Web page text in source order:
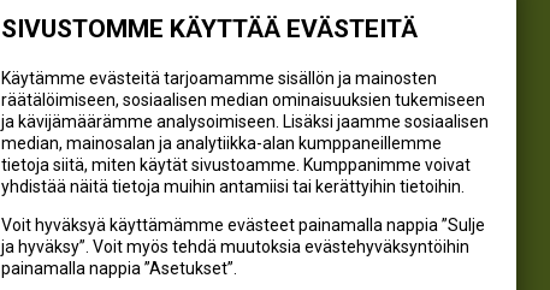
SIVUSTOMME KÄYTTÄÄ EVÄSTEITÄ
Käytämme evästeitä tarjoamamme sisällön ja mainosten
räätälöimiseen, sosiaalisen median ominaisuuksien tukemiseen
ja kävijämäärämme analysoimiseen. Lisäksi jaamme sosiaalisen
median, mainosalan ja analytiikka-alan kumppaneillemme
tietoja siitä, miten käytät sivustoamme. Kumppanimme voivat
yhdistää näitä tietoja muihin antamiisi tai kerättyihin tietoihin.
Voit hyväksyä käyttämämme evästeet painamalla nappia ”Sulje
ja hyväksy”. Voit myös tehdä muutoksia evästehyväksyntöihin
painamalla nappia ”Asetukset”.
@kivikangaskalastus
@kivikangas_kalastus
@kivikangaskasvihuoneet
Kivikangas Oy